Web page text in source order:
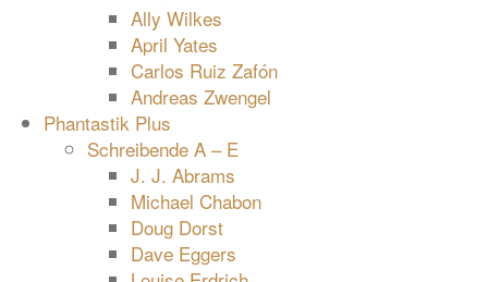
Ally Wilkes
April Yates
Carlos Ruiz Zafón
Andreas Zwengel
Phantastik Plus
Schreibende A – E
J. J. Abrams
Michael Chabon
Doug Dorst
Dave Eggers